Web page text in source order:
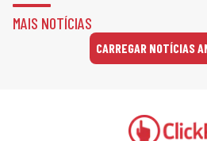
MAIS NOTÍCIAS
CARREGAR NOTÍCIAS